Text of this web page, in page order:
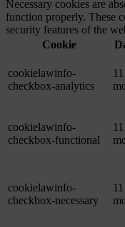
Necessary cookies are
function properly. These
security features of the
Cookie
cookielawinfo-
checkbox-analytics
11
cookielawinfo-
checkbox-functional
11
cookielawinfo-
checkbox-necessary
11